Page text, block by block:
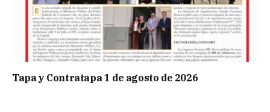
Tapa y Contratapa 1 de agosto de 2026